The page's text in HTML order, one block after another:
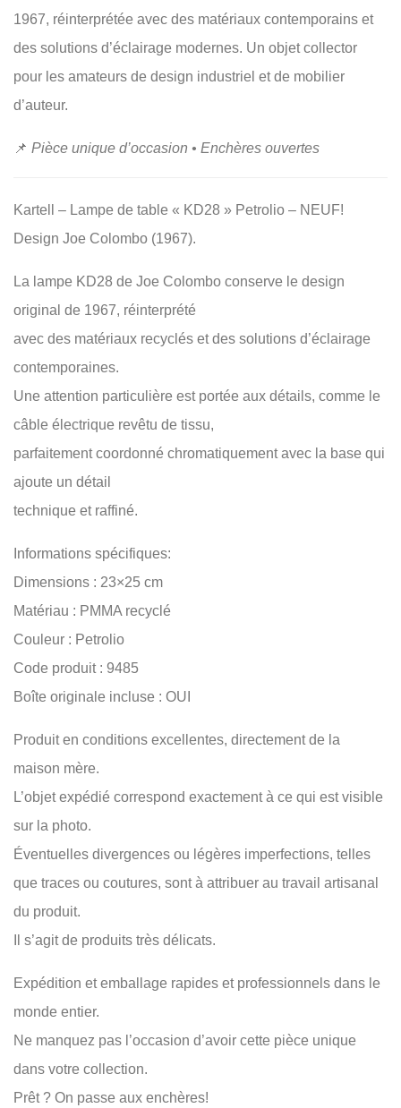
1967, réinterprétée avec des matériaux contemporains et
des solutions d’éclairage modernes. Un objet collector
pour les amateurs de design industriel et de mobilier
d’auteur.
📌 Pièce unique d’occasion • Enchères ouvertes
Kartell – Lampe de table « KD28 » Petrolio – NEUF!
Design Joe Colombo (1967).
La lampe KD28 de Joe Colombo conserve le design
original de 1967, réinterprété
avec des matériaux recyclés et des solutions d’éclairage
contemporaines.
Une attention particulière est portée aux détails, comme le
câble électrique revêtu de tissu,
parfaitement coordonné chromatiquement avec la base qui
ajoute un détail
technique et raffiné.
Informations spécifiques:
Dimensions : 23×25 cm
Matériau : PMMA recyclé
Couleur : Petrolio
Code produit : 9485
Boîte originale incluse : OUI
Produit en conditions excellentes, directement de la
maison mère.
L’objet expédié correspond exactement à ce qui est visible
sur la photo.
Éventuelles divergences ou légères imperfections, telles
que traces ou coutures, sont à attribuer au travail artisanal
du produit.
Il s’agit de produits très délicats.
Expédition et emballage rapides et professionnels dans le
monde entier.
Ne manquez pas l’occasion d’avoir cette pièce unique
dans votre collection.
Prêt ? On passe aux enchères!